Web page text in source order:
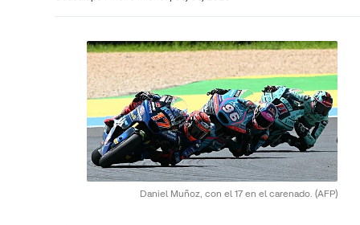
Daniel Muñoz, con el 17 en el carenado. (AFP)